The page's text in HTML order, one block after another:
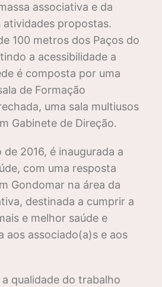
associativa e da
propostas.
100 metros dos Paços do
a acessibilidade a
é composta por uma
de Formação
uma sala multiusos
Gabinete de Direção.
2016, é inaugurada a
com uma resposta
Gondomar na área da
destinada a cumprir a
e melhor saúde e
aos associado(a)s e aos
qualidade do trabalho